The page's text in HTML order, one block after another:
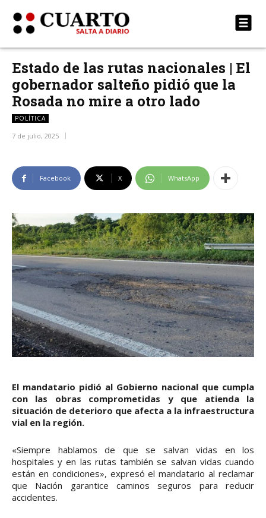
Estado de las rutas nacionales | El
gobernador salteño pidió que la
Rosada no mire a otro lado
POLÍTICA
7 de julio, 2025
Facebook X WhatsApp
El mandatario pidió al Gobierno nacional que cumpla
con las obras comprometidas y que atienda la
situación de deterioro que afecta a la infraestructura
vial en la región.
«Siempre hablamos de que se salvan vidas en los
hospitales y en las rutas también se salvan vidas cuando
están en condiciones», expresó el mandatario al reclamar
que Nación garantice caminos seguros para reducir
accidentes.